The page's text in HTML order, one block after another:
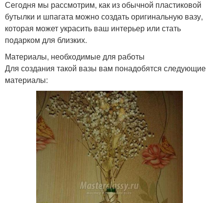
Сегодня мы рассмотрим, как из обычной пластиковой
бутылки и шпагата можно создать оригинальную вазу,
которая может украсить ваш интерьер или стать
подарком для близких.
Материалы, необходимые для работы
Для создания такой вазы вам понадобятся следующие
материалы: